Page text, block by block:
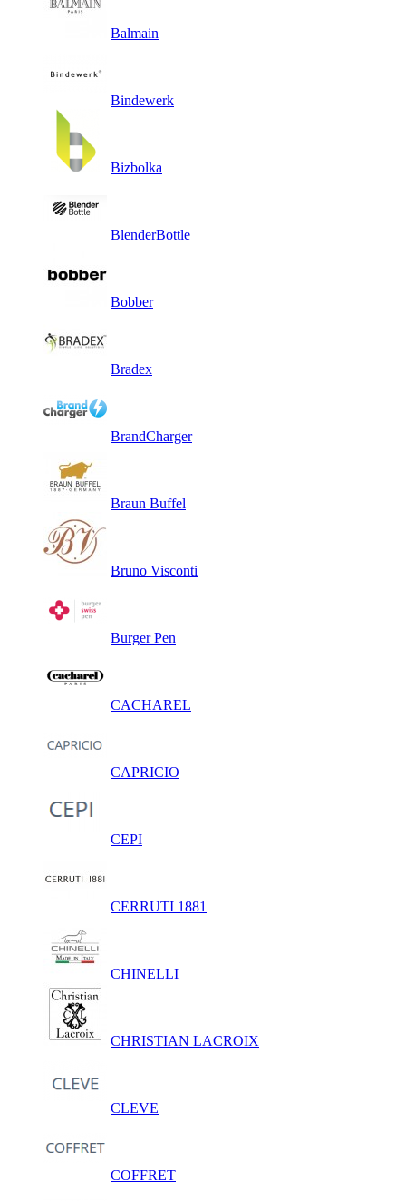
Balmain
Bindewerk
Bizbolka
BlenderBottle
Bobber
Bradex
BrandCharger
Braun Buffel
Bruno Visconti
Burger Pen
CACHAREL
CAPRICIO
CEPI
CERRUTI 1881
CHINELLI
CHRISTIAN LACROIX
CLEVE
COFFRET